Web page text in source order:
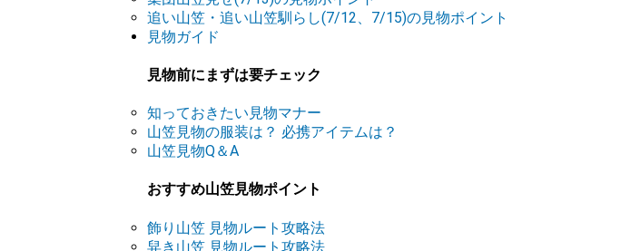
追い山笠・追い山笠馴らし(7/12、7/15)の見物ポイント
見物ガイド
見物前にまずは要チェック
知っておきたい見物マナー
山笠見物の服装は？ 必携アイテムは？
山笠見物Q＆A
おすすめ山笠見物ポイント
飾り山笠 見物ルート攻略法
舁き山笠 見物ルート攻略法